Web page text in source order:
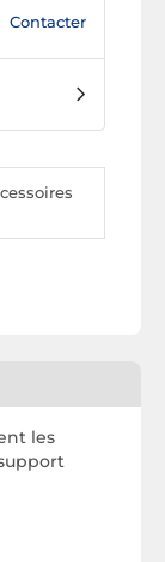
Contacter
les